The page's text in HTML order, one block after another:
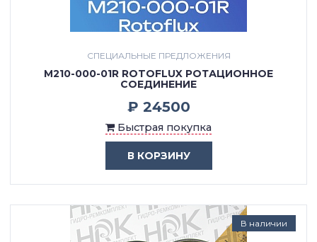
СПЕЦИАЛЬНЫЕ ПРЕДЛОЖЕНИЯ
M210-000-01R ROTOFLUX РОТАЦИОННОЕ
СОЕДИНЕНИЕ
₽ 24500
Быстрая покупка
В КОРЗИНУ
В наличии